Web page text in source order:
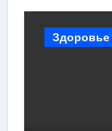
Здоровье